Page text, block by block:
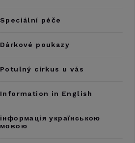
Speciální péče
Dárkové poukazy
Potulný cirkus u vás
Information in English
інформація українською
мовою